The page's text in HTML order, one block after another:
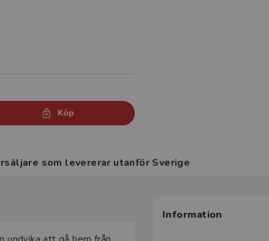
Köp
som levererar utanför Sverige
Information